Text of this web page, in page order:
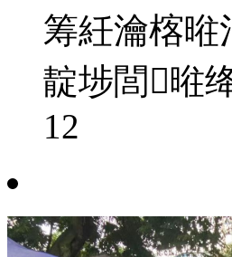
筹紝瀹楁暀
靛埗閭暀
12